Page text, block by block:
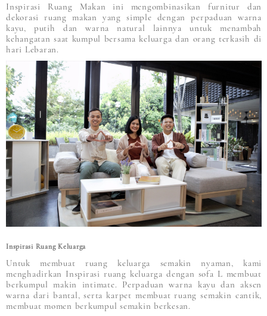
Inspirasi Ruang Makan ini mengombinasikan furnitur dan
dekorasi ruang makan yang simple dengan perpaduan warna
kayu, putih dan warna natural lainnya untuk menambah
kehangatan saat kumpul bersama keluarga dan orang terkasih di
hari Lebaran.
Inspirasi Ruang Keluarga
Untuk membuat ruang keluarga semakin nyaman, kami
menghadirkan Inspirasi ruang keluarga dengan sofa L membuat
berkumpul makin intimate. Perpaduan warna kayu dan aksen
warna dari bantal, serta karpet membuat ruang semakin cantik,
membuat momen berkumpul semakin berkesan.